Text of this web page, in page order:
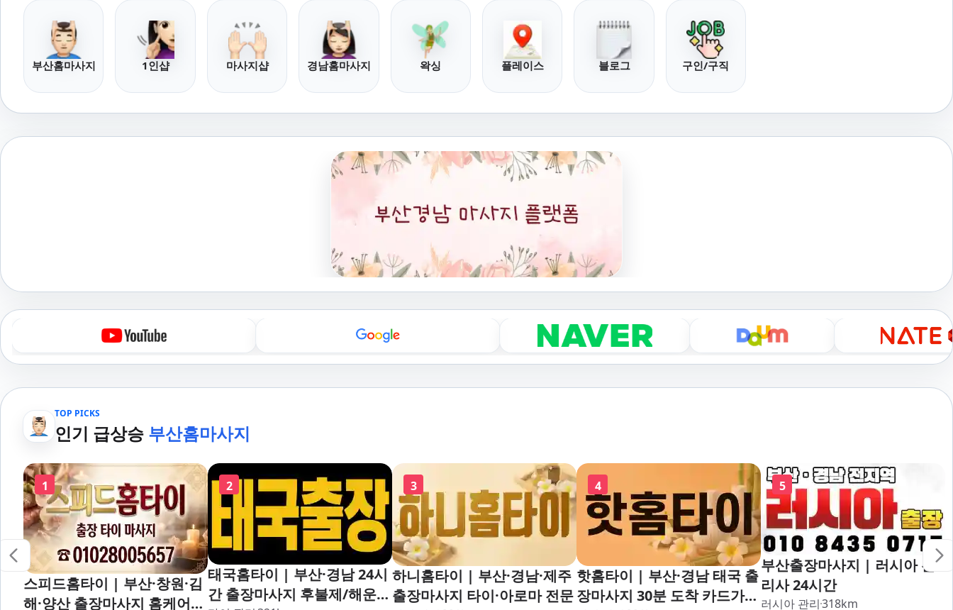
부산홈마사지 1인샵 마사지샵 경남홈마사지 왁싱 플레이스 블로그 구인/구직
TOP PICKS
인기 급상승 부산홈마사지
1
스피드홈타이 | 부산·창원·김
해·양산 출장마사지 홈케어
2
태국홈타이 | 부산·경남 24시
간 출장마사지 후불제/해운
3
하니홈타이 | 부산·경남·제주
출장마사지 타이·아로마 전문
4
핫홈타이 | 부산·경남 태국 출
장마사지 30분 도착 카드가능
5
부산출장마사지 | 러시아 관
리사 24시간
러시아 관리318km